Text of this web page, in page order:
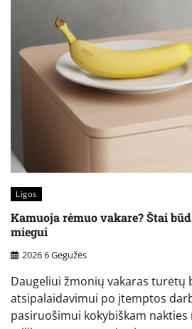
Ligos
Kamuoja rėmuo vakare? Štai
miegui
2026 6 Gegužės
Daugeliui žmonių vakaras turėtų
atsipalaidavimui po įtemptos
pasiruošimui kokybiškam nakties